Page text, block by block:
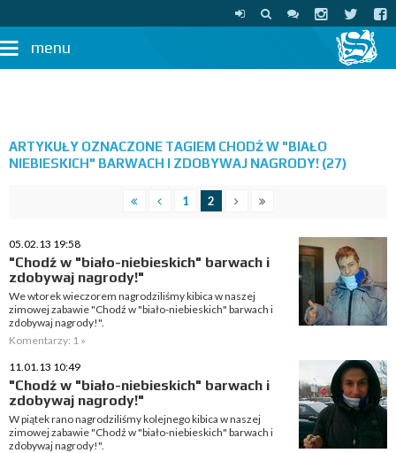
menu
ARTYKUŁY OZNACZONE TAGIEM CHODŹ W "BIAŁO
NIEBIESKICH" BARWACH I ZDOBYWAJ NAGRODY! (27)
1 2
05.02.13 19:58
"Chodź w "biało-niebieskich" barwach i
zdobywaj nagrody!"
We wtorek wieczorem nagrodziliśmy kibica w naszej
zimowej zabawie "Chodź w "biało-niebieskich" barwach i
zdobywaj nagrody!".
Komentarzy: 1 »
11.01.13 10:49
"Chodź w "biało-niebieskich" barwach i
zdobywaj nagrody!"
W piątek rano nagrodziliśmy kolejnego kibica w naszej
zimowej zabawie "Chodź w "biało-niebieskich" barwach i
zdobywaj nagrody!".